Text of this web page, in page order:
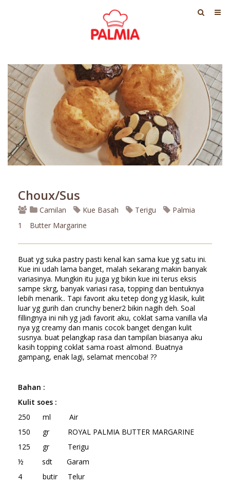
Choux/Sus
1
Camilan Kue Basah Terigu
Palmia
Butter Margarine
Buat yg suka pastry pasti kenal kan sama kue yg satu ini.
Kue ini udah lama banget, malah sekarang makin banyak
variasinya. Mungkin itu juga yg bikin kue ini terus eksis
sampe skrg, banyak variasi rasa, topping dan bentuknya
lebih menarik.. Tapi favorit aku tetep dong yg klasik, kulit
luar yg gurih dan crunchy bener2 bikin nagih deh. Soal
fillingnya ini nih yg jadi favorit aku, coklat sama vanilla vla
nya yg creamy dan manis cocok banget dengan kulit
susnya. buat pelangkap rasa dan tampilan biasanya aku
kasih topping coklat sama roast almond. Buatnya
gampang, enak lagi, selamat mencoba! ??
Bahan :
Kulit soes :
250 ml Air
150 gr ROYAL PALMIA BUTTER MARGARINE
125 gr Terigu
½ sdt Garam
4 butir Telur